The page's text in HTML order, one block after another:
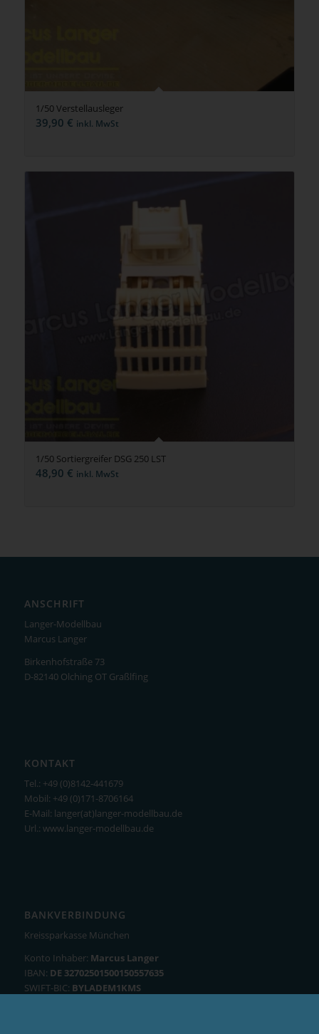
1/50 Verstellausleger
39,90 € inkl. MwSt
1/50 Sortiergreifer DSG 250 LST
48,90 € inkl. MwSt
ANSCHRIFT
Langer-Modellbau
Marcus Langer
Birkenhofstraße 73
D-82140 Olching OT Graßlfing
KONTAKT
Tel.: +49 (0)8142-441679
Mobil: +49 (0)171-8706164
E-Mail: langer(at)langer-modellbau.de
Url.: www.langer-modellbau.de
BANKVERBINDUNG
Kreissparkasse München
Konto Inhaber: Marcus Langer
IBAN: DE 32702501500150557635
SWIFT-BIC: BYLADEM1KMS